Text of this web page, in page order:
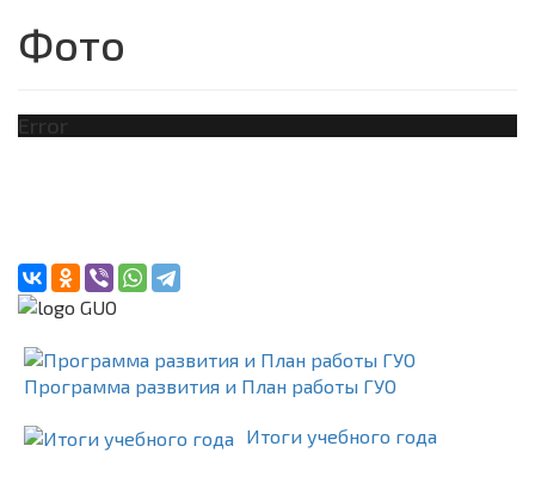
Фото
Error
Программа развития и План работы ГУО
Итоги учебного года